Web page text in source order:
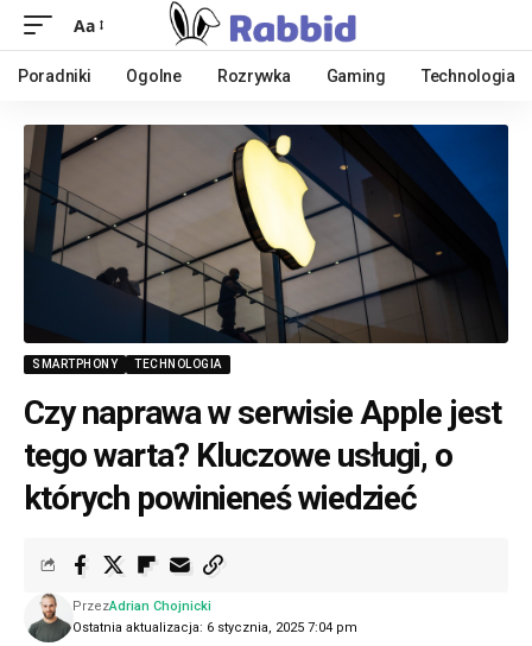
Aa
Poradniki Ogolne Rozrywka Gaming Technologia
SMARTPHONY TECHNOLOGIA
Czy naprawa w serwisie Apple jest
tego warta? Kluczowe usługi, o
których powinieneś wiedzieć
Ostatnia aktualizacja: 6 stycznia, 2025 7:04 pm
PrzezAdrian Chojnicki